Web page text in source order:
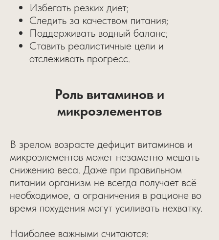
Избегать резких диет;
Следить за качеством питания;
Поддерживать водный баланс;
Ставить реалистичные цели и
отслеживать прогресс.
Роль витаминов и
микроэлементов
В зрелом возрасте дефицит витаминов и
микроэлементов может незаметно мешать
снижению веса. Даже при правильном
питании организм не всегда получает всё
необходимое, а ограничения в рационе во
время похудения могут усиливать нехватку.
Наиболее важными считаются: